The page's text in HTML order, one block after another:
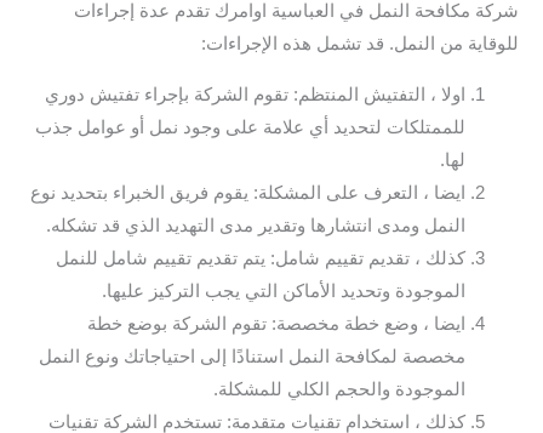
شركة مكافحة النمل في العباسية اوامرك تقدم عدة إجراءات
للوقاية من النمل. قد تشمل هذه الإجراءات:
اولا ، التفتيش المنتظم: تقوم الشركة بإجراء تفتيش دوري
للممتلكات لتحديد أي علامة على وجود نمل أو عوامل جذب
لها.
ايضا ، التعرف على المشكلة: يقوم فريق الخبراء بتحديد نوع
النمل ومدى انتشارها وتقدير مدى التهديد الذي قد تشكله.
كذلك ، تقديم تقييم شامل: يتم تقديم تقييم شامل للنمل
الموجودة وتحديد الأماكن التي يجب التركيز عليها.
ايضا ، وضع خطة مخصصة: تقوم الشركة بوضع خطة
مخصصة لمكافحة النمل استنادًا إلى احتياجاتك ونوع النمل
الموجودة والحجم الكلي للمشكلة.
كذلك ، استخدام تقنيات متقدمة: تستخدم الشركة تقنيات